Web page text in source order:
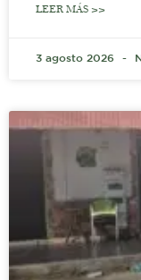
LEER MÁS >>
3 agosto 2026